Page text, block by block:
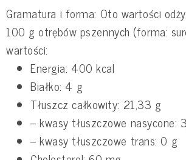
Gramatura i forma: Oto wartości
100 g otrębów pszennych (forma:
wartości:
Energia: 400 kcal
Białko: 4 g
Tłuszcz całkowity: 21,33 g
– kwasy tłuszczowe nasycone:
– kwasy tłuszczowe trans: 0 g